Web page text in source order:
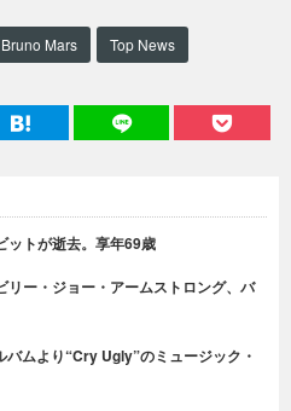
Bruno Mars Top News
ットが逝去。享年69歳
リー・ジョー・アームストロング、バ
バムより“Cry Ugly”のミュージック・